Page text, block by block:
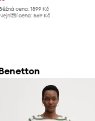
Běžná cena: 1899 Kč
Nejnižší cena: 569 Kč